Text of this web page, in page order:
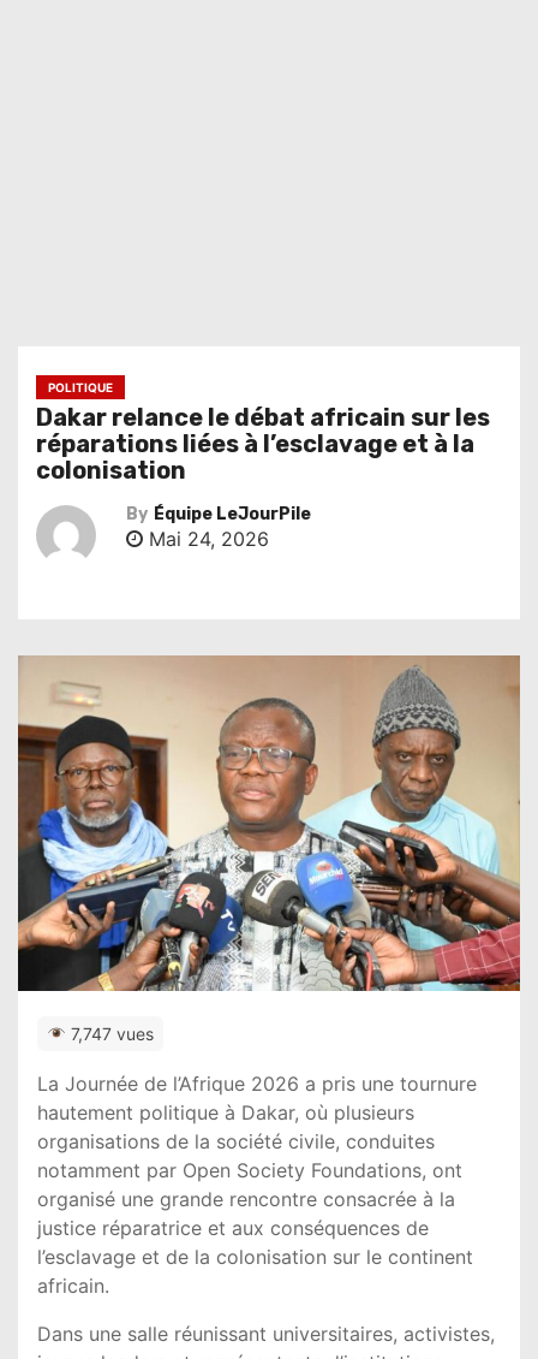
POLITIQUE
Dakar relance le débat africain sur les
réparations liées à l’esclavage et à la
colonisation
By Équipe LeJourPile
Mai 24, 2026
7,747 vues
La Journée de l’Afrique 2026 a pris une tournure
hautement politique à Dakar, où plusieurs
organisations de la société civile, conduites
notamment par Open Society Foundations, ont
organisé une grande rencontre consacrée à la
justice réparatrice et aux conséquences de
l’esclavage et de la colonisation sur le continent
africain.
Dans une salle réunissant universitaires, activistes,